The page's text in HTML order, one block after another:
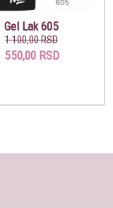
Gel Lak 605
1.100,00 RSD
550,00 RSD